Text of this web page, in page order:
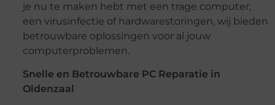
je nu te maken hebt met een trage computer,
een virusinfectie of hardwarestoringen, wij bieden
betrouwbare oplossingen voor al jouw
computerproblemen.
Snelle en Betrouwbare PC Reparatie in
Oldenzaal